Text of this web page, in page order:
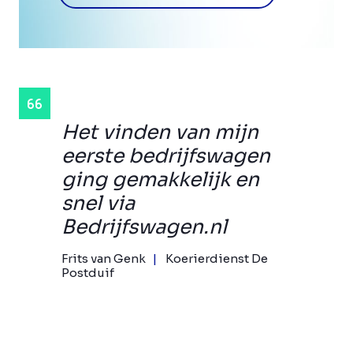
Het vinden van mijn
eerste bedrijfswagen
ging gemakkelijk en
snel via
Bedrijfswagen.nl
Frits van Genk
Koerierdienst De
Postduif